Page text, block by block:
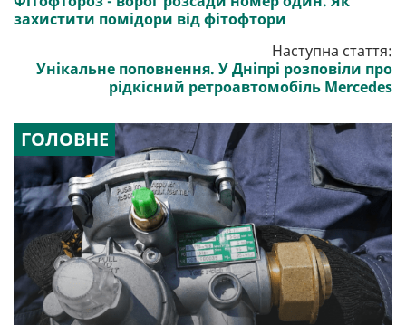
захистити помідори від фітофтори
Наступна стаття:
Унікальне поповнення. У Дніпрі розповіли про
рідкісний ретроавтомобіль Mercedes
ГОЛОВНЕ